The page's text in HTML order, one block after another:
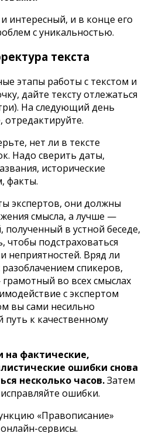
интересный, и в конце его
с уникальностью.
текста
этапы работы с текстом и
дайте тексту отлежаться
На следующий день
нет ли в тексте
Надо сверить даты,
исторические
факты.
экспертов, они должны
смысла, а лучше —
в устной беседе,
чтобы подстраховаться
неприятностей. Вряд ли
спикеров,
во всех смыслах
с экспертом
вы сами несильно
к качественному
на фактические,
ошибки снова
несколько часов.Затем
ошибки.
«Правописание»
онлайн-сервисы.